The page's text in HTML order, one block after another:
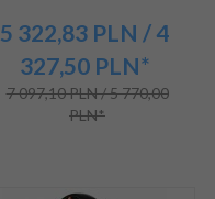
5 322,83 PLN / 4
327,50 PLN*
7 097,10 PLN / 5 770,00
PLN*